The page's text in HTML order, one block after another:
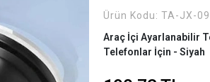
Ürün Kodu: TA-JX-
Araç İçi Ayarlanabilir
Telefonlar İçin - Siyah